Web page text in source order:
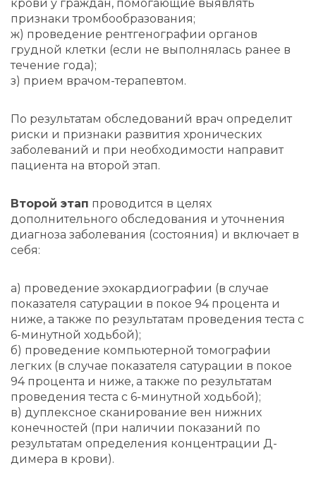
крови у граждан, помогающие выявлять
признаки тромбообразования;
ж) проведение рентгенографии органов
грудной клетки (если не выполнялась ранее в
течение года);
з) прием врачом-терапевтом.
По результатам обследований врач определит
риски и признаки развития хронических
заболеваний и при необходимости направит
пациента на второй этап.
Второй этап проводится в целях
дополнительного обследования и уточнения
диагноза заболевания (состояния) и включает в
себя:
а) проведение эхокардиографии (в случае
показателя сатурации в покое 94 процента и
ниже, а также по результатам проведения теста с
6-минутной ходьбой);
б) проведение компьютерной томографии
легких (в случае показателя сатурации в покое
94 процента и ниже, а также по результатам
проведения теста с 6-минутной ходьбой);
в) дуплексное сканирование вен нижних
конечностей (при наличии показаний по
результатам определения концентрации Д-
димера в крови).